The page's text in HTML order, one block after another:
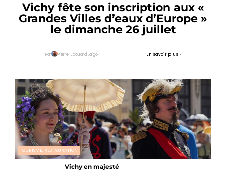
Vichy fête son inscription aux «
Grandes Villes d’eaux d’Europe »
le dimanche 26 juillet
Par Pierre-Edouard Laigo En savoir plus »
TOURISME, RESTAURATION
Vichy en majesté